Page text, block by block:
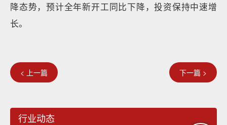
降态势，预计全年新开工同比下降，投资保持中速增
长。
< 上一篇 下一篇 >
行业动态